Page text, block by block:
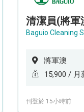
清潔員(將軍
Baguio Cleaning
將軍澳
15,900 / 月
刊登於 15小時前